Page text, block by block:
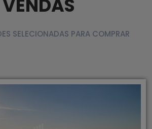
VENDAS
SELECIONADAS PARA COMPRAR